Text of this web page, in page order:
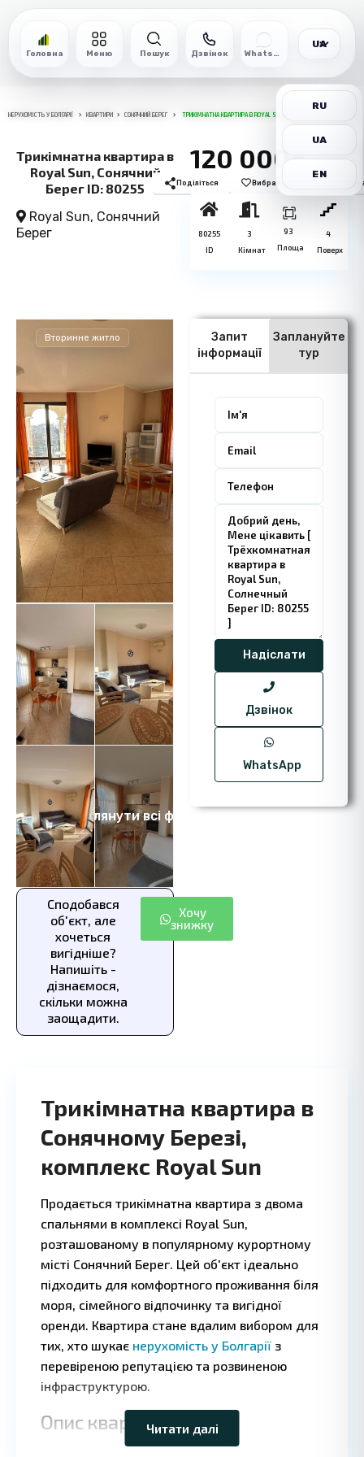
Головна Меню Пошук Дзвінок WhatsApp
UA
RU
UA
EN
НЕРУХОМІСТЬ У БОЛГАРІЇ КВАРТИРИ СОНЯЧНИЙ БЕРЕГ ТРИКІМНАТНА КВАРТИРА В ROYAL SUN, СОНЯЧНИЙ БЕРЕГ ID: 80255
Трикімнатна квартира в
Royal Sun, Сонячний
Берег ID: 80255
Royal Sun, Сонячний
Берег
120 000€
Поділіться Вибране
80255
ID
3
Кімнат
93
Площа
4
Поверх
Переглянути всі фото 17
Вторинне житло
Сподобався
об'єкт, але
хочеться
вигідніше?
Напишіть -
дізнаємося,
скільки можна
заощадити.
Хочу
знижку
Запит
інформації
Заплануйте
тур
Дзвінок
WhatsApp
Трикімнатна квартира в
Сонячному Березі,
комплекс Royal Sun
Продається трикімнатна квартира з двома
спальнями в комплексі Royal Sun,
розташованому в популярному курортному
місті Сонячний Берег. Цей об'єкт ідеально
підходить для комфортного проживання біля
моря, сімейного відпочинку та вигідної
оренди. Квартира стане вдалим вибором для
тих, хто шукає нерухомість у Болгарії з
перевіреною репутацією та розвиненою
інфраструктурою.
Опис квартириЧитати далі